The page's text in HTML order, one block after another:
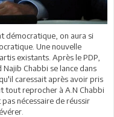
démocratique, on aura si
Une nouvelle
existants. Après le PDP,
Chabbi se lance dans
caressait après avoir pris
tout reprocher à A.N Chabbi
nécessaire de réussir